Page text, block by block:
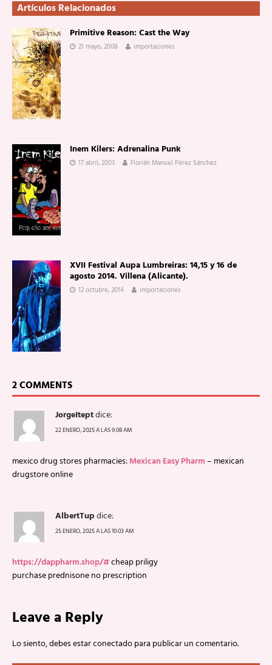
Artículos Relacionados
Primitive Reason: Cast the Way
21 mayo, 2008 importaciones
Inem Kilers: Adrenalina Punk
17 abril, 2003 Florián Manuel Pérez Sánchez
XVII Festival Aupa Lumbreiras: 14,15 y 16 de
agosto 2014. Villena (Alicante).
12 octubre, 2014 importaciones
2 COMMENTS
JorgeIteptdice:
22 ENERO, 2025 A LAS 9:08 AM
mexico drug stores pharmacies:Mexican Easy Pharm– mexican
drugstore online
AlbertTupdice:
25 ENERO, 2025 A LAS 10:03 AM
https://dappharm.shop/#cheap priligy
purchase prednisone no prescription
Leave a Reply
Lo siento, debes estarconectadopara publicar un comentario.